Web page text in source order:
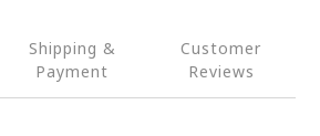
Shipping &
Payment
Customer
Reviews